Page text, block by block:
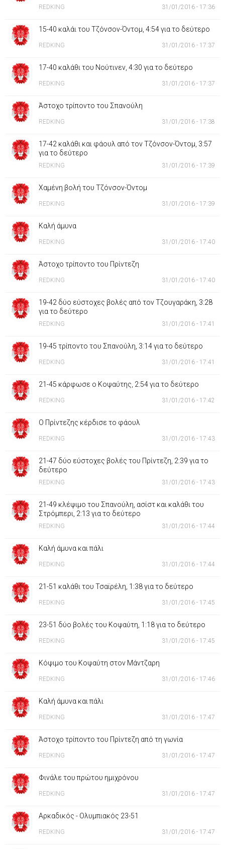
REDKING 31/01/2016 - 17:36
15-40 καλάι του Τζόνσον-Όντομ, 4:54 για το δεύτερο
REDKING 31/01/2016 - 17:37
17-40 καλάθι του Νούτινεν, 4:30 για το δεύτερο
REDKING 31/01/2016 - 17:37
Άστοχο τρίποντο του Σπανούλη
REDKING 31/01/2016 - 17:38
17-42 καλάθι και φάουλ από τον Τζόνσον-Όντομ, 3:57
για το δεύτερο
REDKING 31/01/2016 - 17:39
Χαμένη βολή του Τζόνσον-Όντομ
REDKING 31/01/2016 - 17:39
Καλή άμυνα
REDKING 31/01/2016 - 17:40
Άστοχο τρίποντο του Πρίντεζη
REDKING 31/01/2016 - 17:40
19-42 δύο εύστοχες βολές από τον Τζουγαράκη, 3:28
για το δεύτερο
REDKING 31/01/2016 - 17:41
19-45 τρίποντο του Σπανούλη, 3:14 για το δεύτερο
REDKING 31/01/2016 - 17:41
21-45 κάρφωσε ο Κοψαύτης, 2:54 για το δεύτερο
REDKING 31/01/2016 - 17:42
Ο Πρίντεζης κέρδισε το φάουλ
REDKING 31/01/2016 - 17:43
21-47 δύο εύστοχες βολές του Πρίντεζη, 2:39 για το
δεύτερο
REDKING 31/01/2016 - 17:43
21-49 κλέψιμο του Σπανούλη, ασίστ και καλάθι του
Στρόμπερι, 2:13 για το δεύτερο
REDKING 31/01/2016 - 17:44
Καλή άμυνα και πάλι
REDKING 31/01/2016 - 17:44
21-51 καλάθι του Τσαϊρέλη, 1:38 για το δεύτερο
REDKING 31/01/2016 - 17:45
23-51 δύο βολές του Κοψαύτη, 1:18 για το δεύτερο
REDKING 31/01/2016 - 17:45
Κόψιμο του Κοψαύτη στον Μάντζαρη
REDKING 31/01/2016 - 17:46
Καλή άμυνα και πάλι
REDKING 31/01/2016 - 17:47
Άστοχο τρίποντο του Πρίντεζη από τη γωνία
REDKING 31/01/2016 - 17:47
Φινάλε του πρώτου ημιχρόνου
REDKING 31/01/2016 - 17:47
Αρκαδικός - Ολυμπιακός 23-51
REDKING 31/01/2016 - 17:47